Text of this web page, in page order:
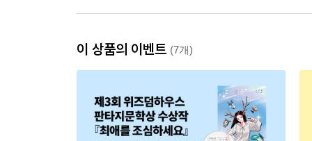
이 상품의 이벤트 (7개)